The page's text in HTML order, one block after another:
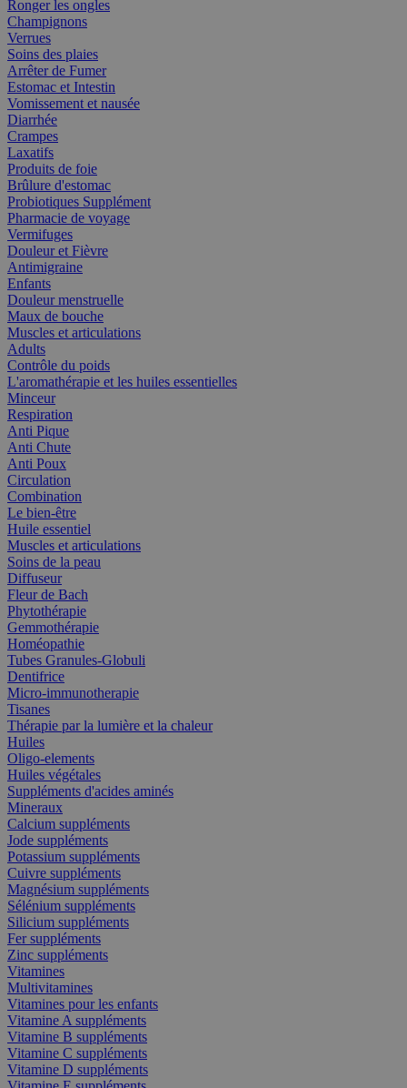
Ronger les ongles
Champignons
Verrues
Soins des plaies
Arrêter de Fumer
Estomac et Intestin
Vomissement et nausée
Diarrhée
Crampes
Laxatifs
Produits de foie
Brûlure d'estomac
Probiotiques Supplément
Pharmacie de voyage
Vermifuges
Douleur et Fièvre
Antimigraine
Enfants
Douleur menstruelle
Maux de bouche
Muscles et articulations
Adults
Contrôle du poids
L'aromathérapie et les huiles essentielles
Minceur
Respiration
Anti Pique
Anti Chute
Anti Poux
Circulation
Combination
Le bien-être
Huile essentiel
Muscles et articulations
Soins de la peau
Diffuseur
Fleur de Bach
Phytothérapie
Gemmothérapie
Homéopathie
Tubes Granules-Globuli
Dentifrice
Micro-immunotherapie
Tisanes
Thérapie par la lumière et la chaleur
Huiles
Oligo-elements
Huiles végétales
Suppléments d'acides aminés
Mineraux
Calcium suppléments
Jode suppléments
Potassium suppléments
Cuivre suppléments
Magnésium suppléments
Sélénium suppléments
Silicium suppléments
Fer suppléments
Zinc suppléments
Vitamines
Multivitamines
Vitamines pour les enfants
Vitamine A suppléments
Vitamine B suppléments
Vitamine C suppléments
Vitamine D suppléments